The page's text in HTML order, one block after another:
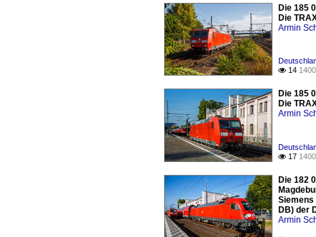
Die 185
Die
Armin
 14
Die 185
Die
Armin
 17
Die 182
Siemens
DB) der
Armin